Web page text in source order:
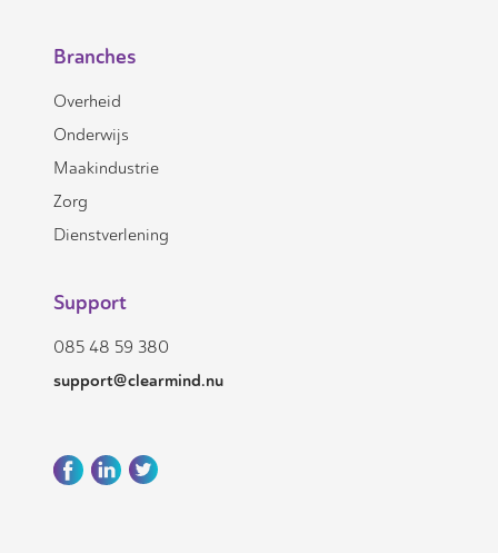
Branches
Overheid
Onderwijs
Maakindustrie
Zorg
Dienstverlening
Support
085 48 59 380
support@clearmind.nu